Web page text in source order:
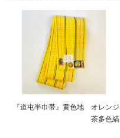
『道屯半巾帯』黄色地 オレンジ
茶多色縞